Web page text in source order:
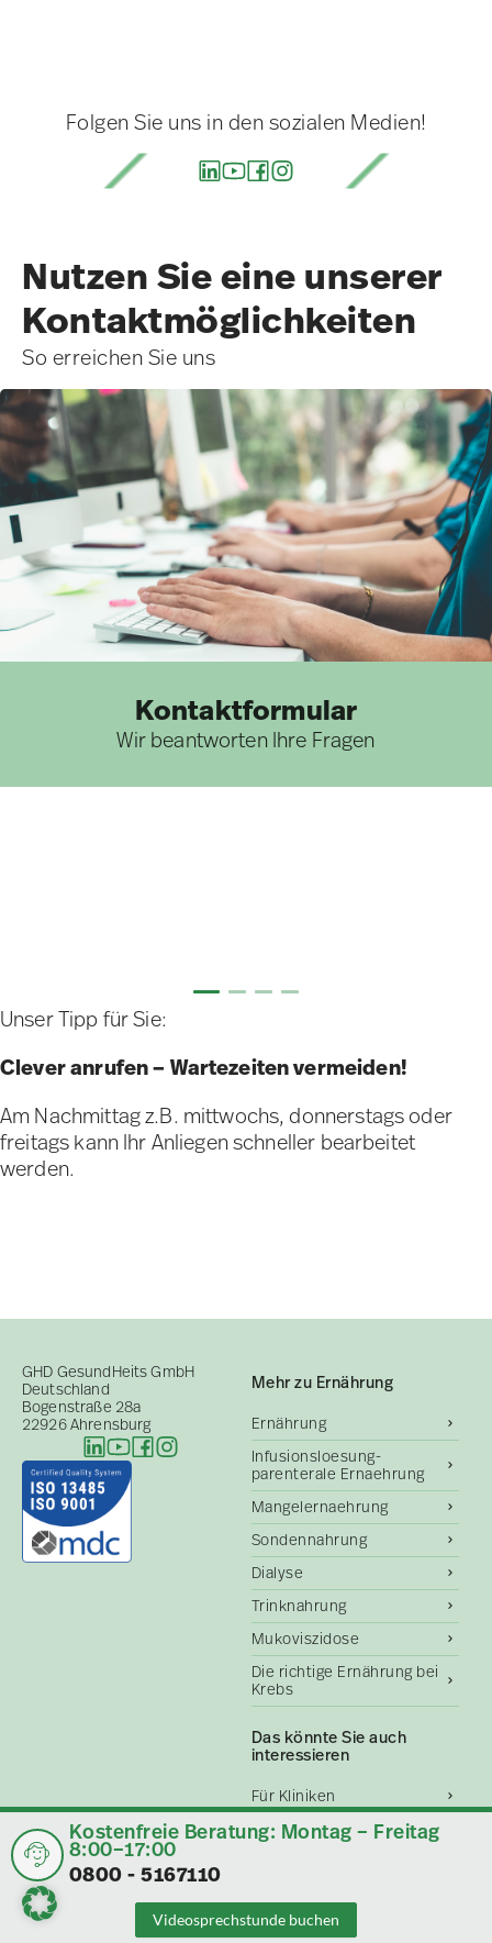
Folgen Sie uns in den sozialen Medien!
Nutzen Sie eine unserer
Kontakt­möglichkeiten
So erreichen Sie uns
Kontaktformular
Wir beantworten Ihre Fragen
Unser Tipp für Sie:
Clever anrufen – Wartezeiten vermeiden!
Am Nachmittag z.B. mittwochs, donnerstags oder
freitags kann Ihr Anliegen schneller bearbeitet
werden.
GHD GesundHeits GmbH
Deutschland
Bogenstraße 28a
22926 Ahrensburg
Mehr zu Ernährung
Ernährung
Infusionsloesung-
parenterale Ernaehrung
Mangelernaehrung
Sondennahrung
Dialyse
Trinknahrung
Mukoviszidose
Die richtige Ernährung bei
Krebs
Das könnte Sie auch
interessieren
Für Kliniken
Für Pflegeeinrichtungen
und Altenheime
Für Angehörige
Kostenfreie Beratung: Montag – Freitag
8:00–17:00
0800 - 5167110
Videosprechstunde buchen